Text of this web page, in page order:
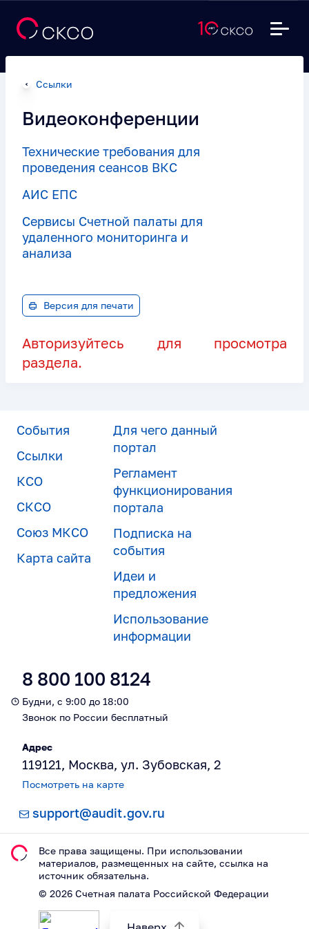
Ссылки
Видеоконференции
Технические требования для
проведения сеансов ВКС
АИС ЕПС
Сервисы Счетной палаты для
удаленного мониторинга и
анализа
Версия для печати
Авторизуйтесь для просмотра
раздела.
События
Ссылки
КСО
СКСО
Союз МКСО
Карта сайта
Для чего данный
портал
Регламент
функционирования
портала
Подписка на
события
Идеи и
предложения
Использование
информации
8 800 100 8124
Будни, с 9:00 до 18:00
Звонок по России бесплатный
Адрес
119121, Москва, ул. Зубовская, 2
Посмотреть на карте
support@audit.gov.ru
Все права защищены. При использовании
материалов, размещeнных на сайте, ссылка на
источник обязательна.
© 2026 Счетная палата Российской Федерации